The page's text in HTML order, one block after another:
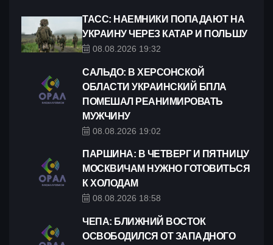
ТАСС: НАЕМНИКИ ПОПАДАЮТ НА
УКРАИНУ ЧЕРЕЗ КАТАР И ПОЛЬШУ
08.08.2026 19:32
САЛЬДО: В ХЕРСОНСКОЙ
ОБЛАСТИ УКРАИНСКИЙ БПЛА
ПОМЕШАЛ РЕАНИМИРОВАТЬ
МУЖЧИНУ
08.08.2026 19:02
ПАРШИНА: В ЧЕТВЕРГ И ПЯТНИЦУ
МОСКВИЧАМ НУЖНО ГОТОВИТЬСЯ
К ХОЛОДАМ
08.08.2026 18:58
ЧЕПА: БЛИЖНИЙ ВОСТОК
ОСВОБОДИЛСЯ ОТ ЗАПАДНОГО